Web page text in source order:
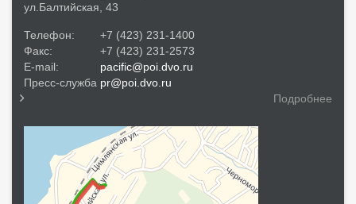
ул.Балтийская, 43
Телефон:
+7 (423) 231-1400
Факс:
+7 (423) 231-2573
E-mail:
pacific@poi.dvo.ru
Пресс-служба pr@poi.dvo.ru
Подробнее